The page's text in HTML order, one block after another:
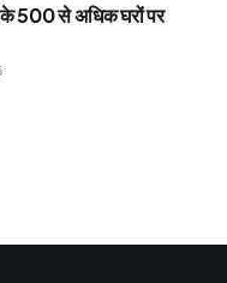
500 से अधिक घरों पर